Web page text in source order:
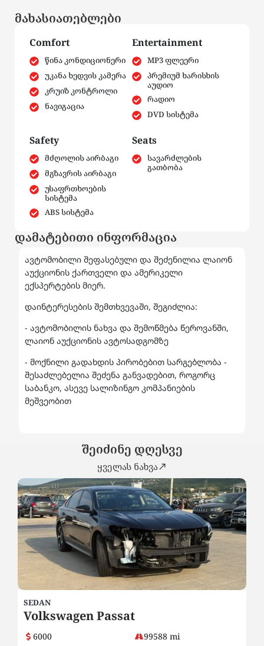
მახასიათებლები
Comfort
წინა კონდიციონერი
უკანა ხედვის კამერა
კრუიზ კონტროლი
ნავიგაცია
Entertainment
MP3 ფლეერი
პრემიუმ ხარისხის
აუდიო
რადიო
DVD სისტემა
Safety
მძღოლის აირბაგი
მგზავრის აირბაგი
უსაფრთხოების
სისტემა
ABS სისტემა
Seats
სავარძლების
გათბობა
დამატებითი ინფორმაცია
ავტომობილი შეფასებული და შეძენილია ლაიონ
აუქციონის ქართველი და ამერიკელი
ექსპერტების მიერ.
დაინტერესების შემთხვევაში, შეგიძლია:
- ავტომობილის ნახვა და შემოწმება წეროვანში,
ლაიონ აუქციონის ავტოსადგომზე
- მოქნილი გადახდის პირობებით სარგებლობა -
შესაძლებელია შეძენა განვადებით, როგორც
საბანკო, ასევე სალიზინგო კომპანიების
მეშვეობით
შეიძინე დღესვე
ყველას ნახვა
SEDAN
Volkswagen Passat
6000
99588 mi